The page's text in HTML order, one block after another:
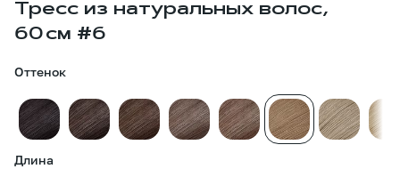
Тресс из натуральных волос,
60 см #6
Оттенок
Длина